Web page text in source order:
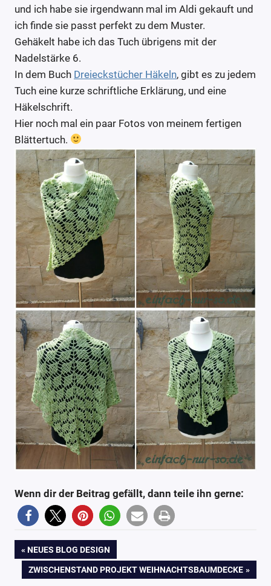
und ich habe sie irgendwann mal im Aldi gekauft und
ich finde sie passt perfekt zu dem Muster.
Gehäkelt habe ich das Tuch übrigens mit der
Nadelstärke 6.
In dem Buch Dreieckstücher Häkeln, gibt es zu jedem
Tuch eine kurze schriftliche Erklärung, und eine
Häkelschrift.
Hier noch mal ein paar Fotos von meinem fertigen
Blättertuch.
Wenn dir der Beitrag gefällt, dann teile ihn gerne:
1
Dreieckstücher
Beitragsnavigation
VORHERIGER
BEITRAG:
NEUES BLOG DESIGN
NÄCHSTER
ZWISCHENSTAND PROJEKT WEIHNACHTSBAUMDECKE